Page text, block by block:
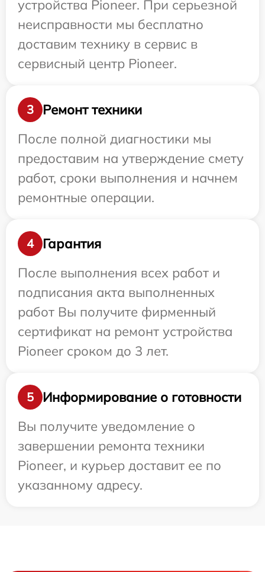
устройства Pioneer. При серьезной
неисправности мы бесплатно
доставим технику в сервис в
сервисный центр Pioneer.
3
Ремонт техники
После полной диагностики мы
предоставим на утверждение смету
работ, сроки выполнения и начнем
ремонтные операции.
4
Гарантия
После выполнения всех работ и
подписания акта выполненных
работ Вы получите фирменный
сертификат на ремонт устройства
Pioneer сроком до 3 лет.
5
Информирование о готовности
Вы получите уведомление о
завершении ремонта техники
Pioneer, и курьер доставит ее по
указанному адресу.